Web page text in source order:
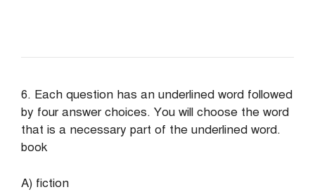
6. Each question has an underlined word followed
by four answer choices. You will choose the word
that is a necessary part of the underlined word.
book
A) fiction